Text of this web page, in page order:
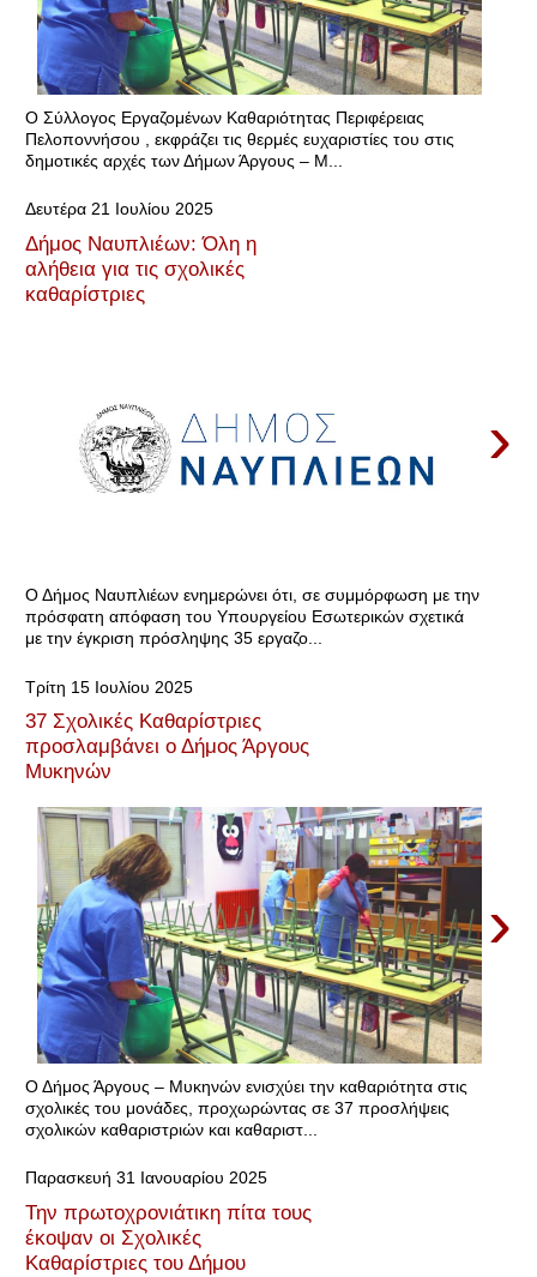
Ο Σύλλογος Εργαζομένων Καθαριότητας Περιφέρειας
Πελοποννήσου , εκφράζει τις θερμές ευχαριστίες του στις
δημοτικές αρχές των Δήμων Άργους – Μ...
Δευτέρα 21 Ιουλίου 2025
Δήμος Ναυπλιέων: Όλη η
αλήθεια για τις σχολικές
καθαρίστριες
›
Ο Δήμος Ναυπλιέων ενημερώνει ότι, σε συμμόρφωση με την
πρόσφατη απόφαση του Υπουργείου Εσωτερικών σχετικά
με την έγκριση πρόσληψης 35 εργαζο...
Τρίτη 15 Ιουλίου 2025
37 Σχολικές Καθαρίστριες
προσλαμβάνει ο Δήμος Άργους
Μυκηνών
›
Ο Δήμος Άργους – Μυκηνών ενισχύει την καθαριότητα στις
σχολικές του μονάδες, προχωρώντας σε 37 προσλήψεις
σχολικών καθαριστριών και καθαριστ...
Παρασκευή 31 Ιανουαρίου 2025
Την πρωτοχρονιάτικη πίτα τους
έκοψαν οι Σχολικές
Καθαρίστριες του Δήμου